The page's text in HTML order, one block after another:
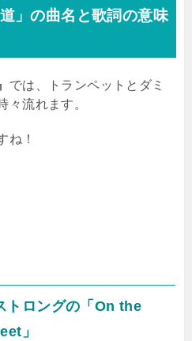
」の曲名と歌詞の意味
では、トランペットとダミ
々流れます。
ね！
トロングの「 On the
」